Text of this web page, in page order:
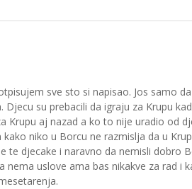
sve sto si napisao. Jos samo
Djecu su prebacili da igraju za Krupu
Krupu aj nazad a ko to nije uradio od
niko u Borcu ne razmislja da u
te djecake i naravno da nemisli dobro
nema uslove ama bas nikakve za rad i